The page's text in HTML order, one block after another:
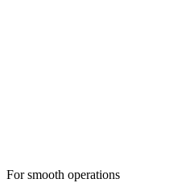
For smooth operations